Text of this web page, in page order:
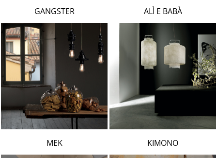
PORSCHE
CATELLANI & SMITH
VIABIZZUNO
ALÌ E BABÀ
GANGSTER
KIMONO
MEK